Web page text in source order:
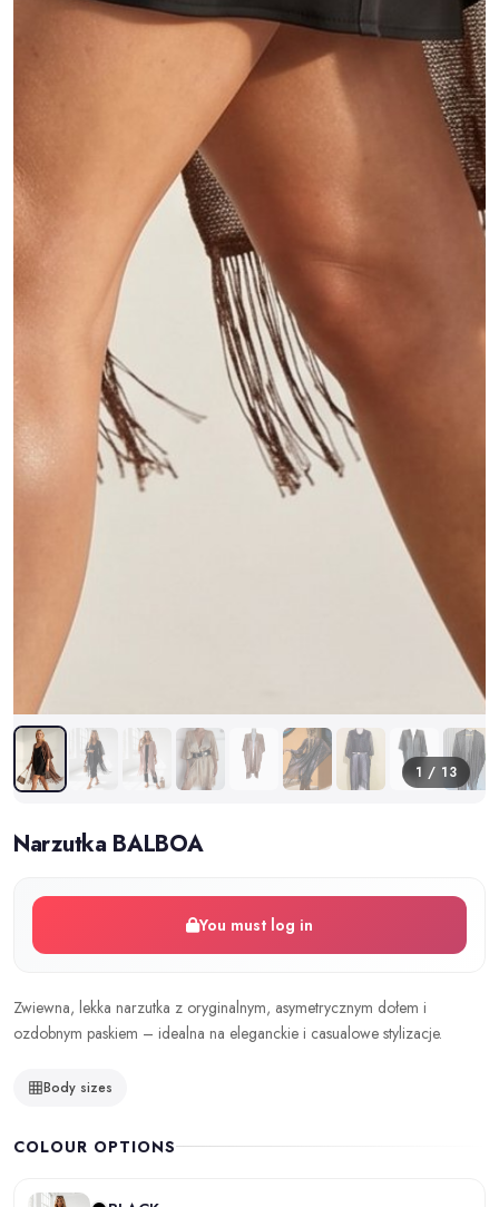
1 / 13
Narzutka BALBOA
You must log in
Zwiewna, lekka narzutka z oryginalnym, asymetrycznym dołem i
ozdobnym paskiem – idealna na eleganckie i casualowe stylizacje.
Body sizes
COLOUR OPTIONS